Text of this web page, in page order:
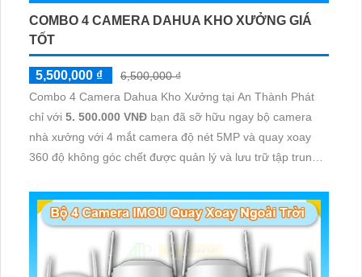
COMBO 4 CAMERA DAHUA KHO XƯỞNG GIÁ
TỐT
5,500,000 ₫
6,500,000 ₫
Combo 4 Camera Dahua Kho Xưởng tại An Thành Phát
chỉ với 5. 500.000 VNĐ bạn đã sỡ hữu ngay bộ camera
nhà xưởng với 4 mắt camera độ nét 5MP và quay xoay
360 độ không góc chết được quản lý và lưu trữ tập trung